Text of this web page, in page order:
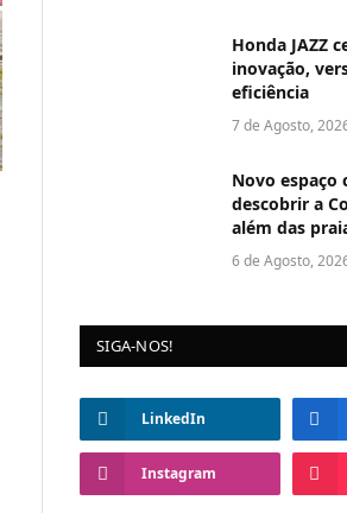
Honda JAZZ
inovação,
eficiência
7 de Agosto,
Novo espaço
descobrir a
além das
6 de Agosto,
SIGA-NOS!
LinkedIn
Instagram